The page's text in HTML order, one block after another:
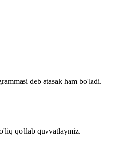
deb atasak ham bo'ladi.
qo'llab quvvatlaymiz.